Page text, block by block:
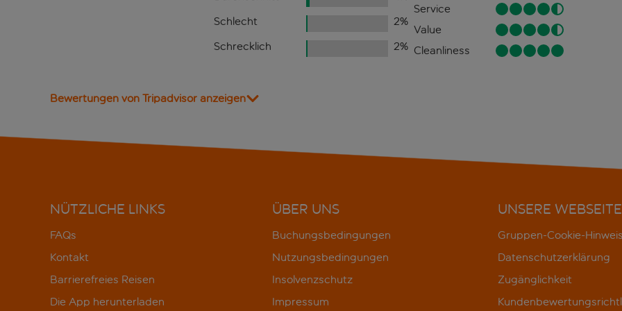
Schlecht
2%
Schrecklich
2%
Service
Value
Cleanliness
Bewertungen von Tripadvisor anzeigen
NÜTZLICHE LINKS
FAQs
Kontakt
Barrierefreies Reisen
Die App herunterladen
ÜBER UNS
Buchungsbedingungen
Nutzungsbedingungen
Insolvenzschutz
Impressum
UNSERE WEBSEITE
Gruppen-Cookie-Hinweis
Datenschutzerklärung
Zugänglichkeit